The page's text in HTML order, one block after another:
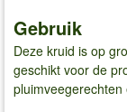
Gebruik
Deze kruid is op
geschikt voor de